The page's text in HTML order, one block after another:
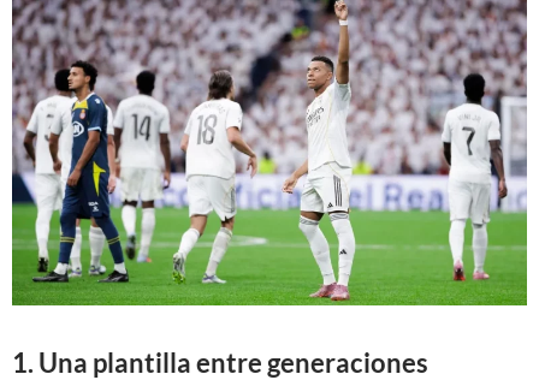
1. Una plantilla entre generaciones